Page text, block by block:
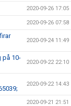
2020-09-26 17:05
2020-09-26 07:58
2020-09-24 11:49
på 10-
2020-09-22 22:10
2020-09-22 14:43
2020-09-21 21:51